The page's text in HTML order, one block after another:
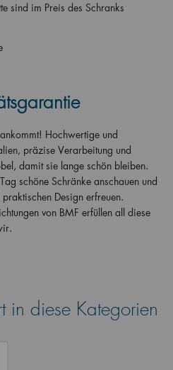
sind im Preis des Schranks
Hochwertige und
präzise Verarbeitung und
damit sie lange schön bleiben.
schöne Schränke anschauen und
Design erfreuen.
von BMF erfüllen all diese
in diese Kategorien